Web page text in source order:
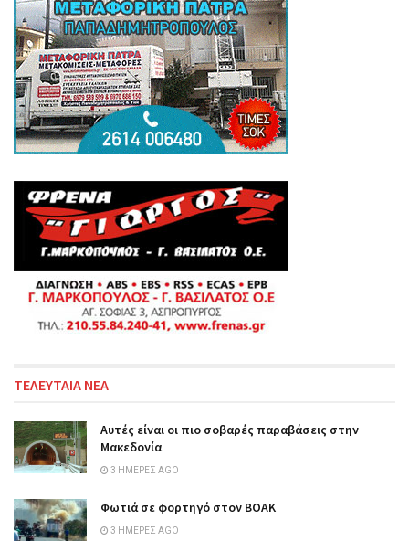
ΤΕΛΕΥΤΑΙΑ ΝΕΑ
Αυτές είναι οι πιο σοβαρές παραβάσεις στην
Μακεδονία
3 ΗΜΈΡΕΣ AGO
Φωτιά σε φορτηγό στον ΒΟΑΚ
3 ΗΜΈΡΕΣ AGO